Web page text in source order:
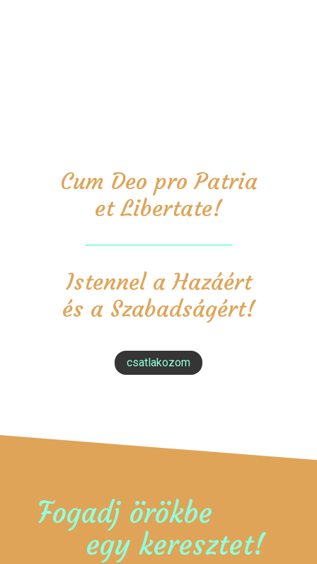
Cum Deo pro Patria
et Libertate!
Istennel a Hazáért
és a Szabadságért!
csatlakozom
Fogadj örökbe
egy keresztet!